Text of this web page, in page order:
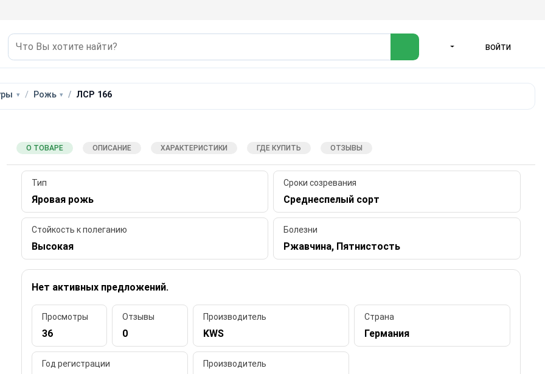
ВОЙТИ
Рожь ЛСР 166
О ТОВАРЕ ОПИСАНИЕ ХАРАКТЕРИСТИКИ ГДЕ КУПИТЬ ОТЗЫВЫ
Тип
Яровая рожь
Сроки созревания
Среднеспелый сорт
Стойкость к полеганию
Высокая
Болезни
Ржавчина, Пятнистость
Нет активных предложений.
Просмотры
36
Отзывы
0
Производитель
KWS
Страна
Германия
Год регистрации Производитель